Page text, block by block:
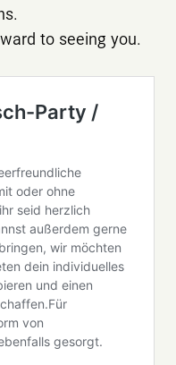
to seeing you.